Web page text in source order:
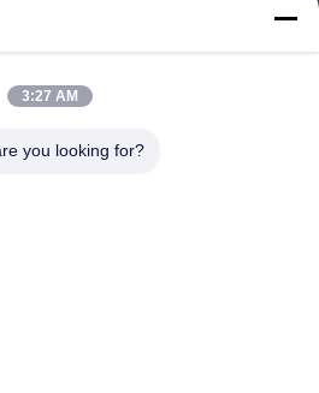
3:27 AM
you looking for?